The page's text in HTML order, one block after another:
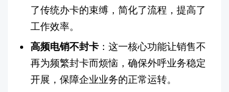
了传统办卡的束缚，简化了流程，提高了
工作效率。
高频电销不封卡 ：这一核心功能让销售不
再为频繁封卡而烦恼，确保外呼业务稳定
开展，保障企业业务的正常运转。